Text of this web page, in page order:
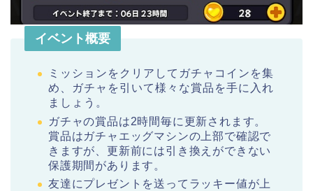
イベント概要
ミッションをクリアしてガチャコインを集
め、ガチャを引いて様々な賞品を手に入れ
ましょう。
ガチャの賞品は2時間毎に更新されます。
賞品はガチャエッグマシンの上部で確認で
きますが、更新前には引き換えができない
保護期間があります。
友達にプレゼントを送ってラッキー値が上